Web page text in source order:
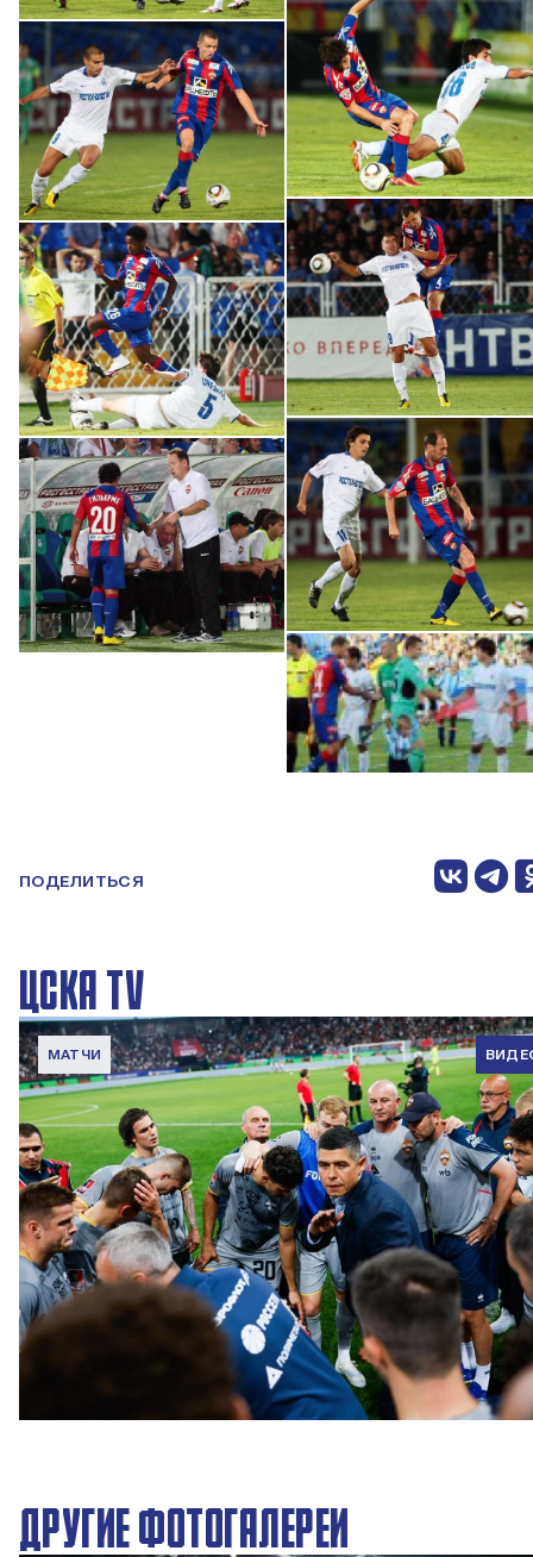
ПОДЕЛИТЬСЯ
ЦСКА TV
МАТЧИ
Вокруг матча | Локомотив – ПФК ЦСКА
ДРУГИЕ ФОТОГАЛЕРЕИ